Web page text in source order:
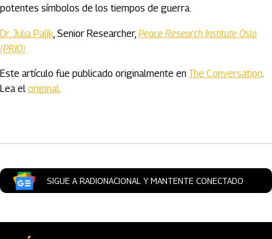
potentes símbolos de los tiempos de guerra.
Dr. Julia Palik, Senior Researcher, Peace Research Institute Oslo
(PRIO)
Este artículo fue publicado originalmente en The Conversation.
Lea el original.
SIGUE A RADIONACIONAL Y MANTENTE CONECTADO